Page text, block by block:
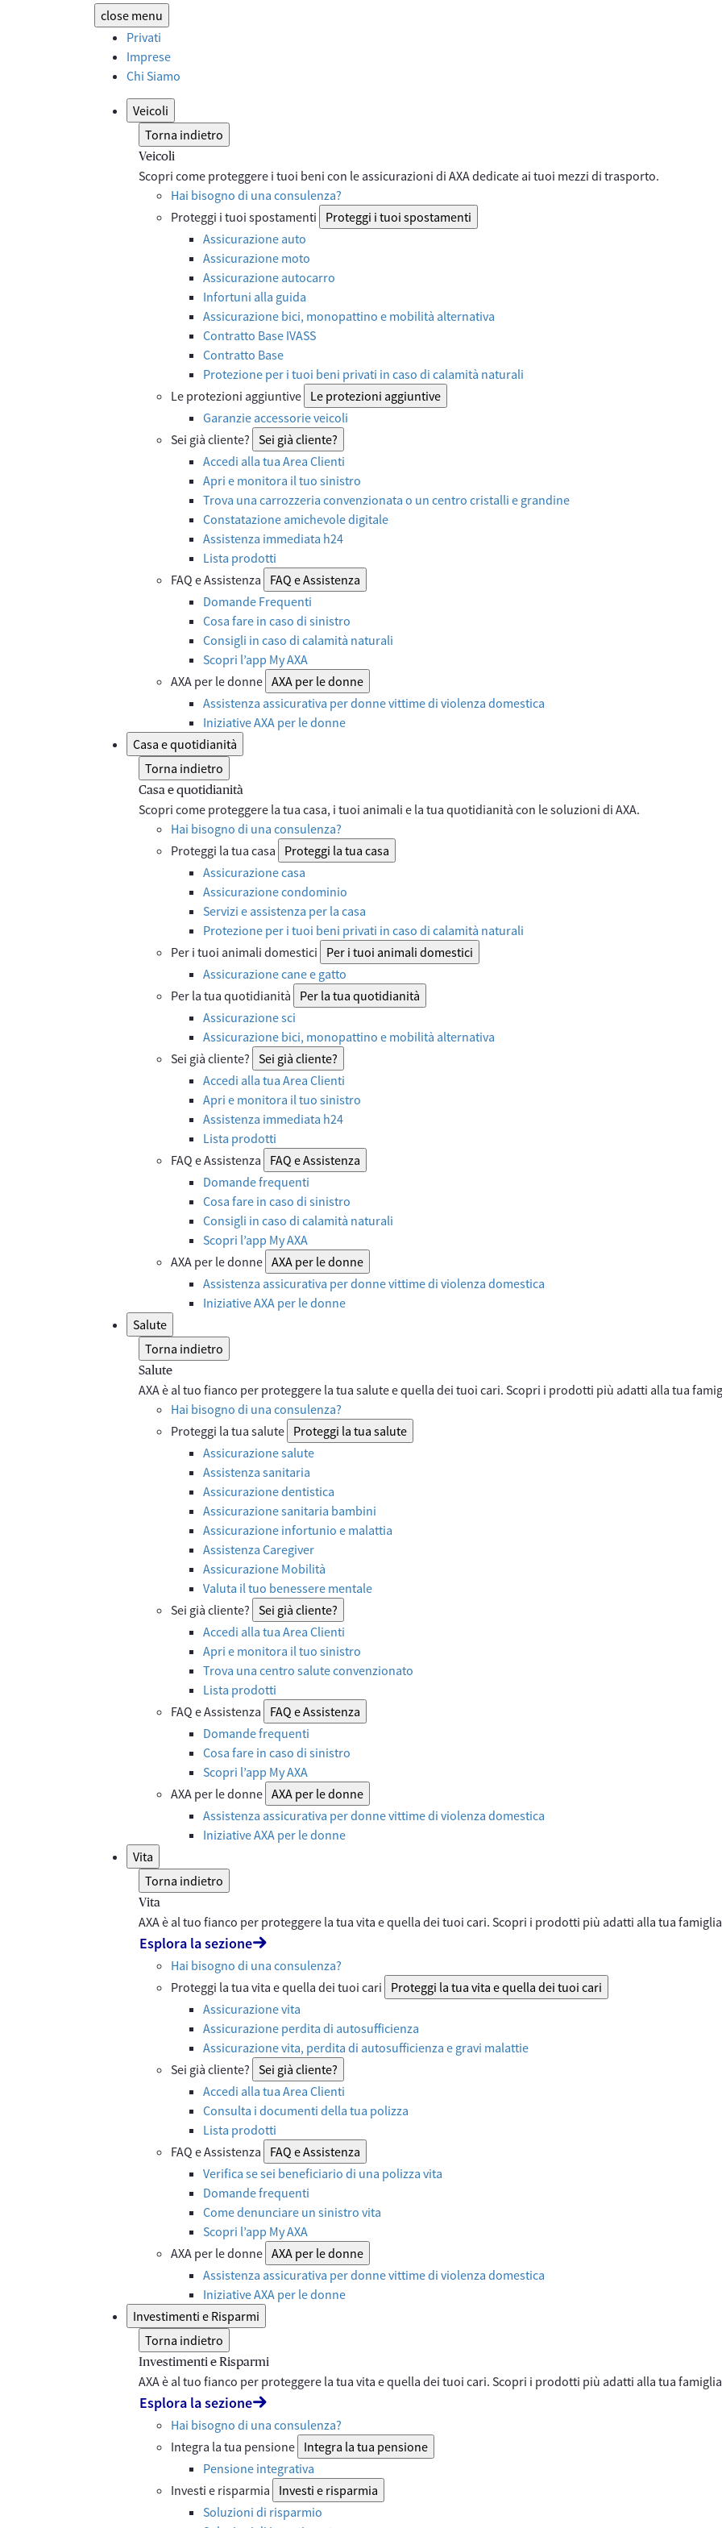
close menu
Privati
Imprese
Chi Siamo
Veicoli
Torna indietro
Veicoli
Scopri come proteggere i tuoi beni con le assicurazioni di AXA dedicate ai tuoi mezzi di trasporto.
Hai bisogno di una consulenza?
Proteggi i tuoi spostamenti
Proteggi i tuoi spostamenti
Assicurazione auto
Assicurazione moto
Assicurazione autocarro
Infortuni alla guida
Assicurazione bici, monopattino e mobilità alternativa
Contratto Base IVASS
Contratto Base
Protezione per i tuoi beni privati in caso di calamità naturali
Le protezioni aggiuntive Le protezioni aggiuntive
Garanzie accessorie veicoli
Sei già cliente? Sei già cliente?
Accedi alla tua Area Clienti
Apri e monitora il tuo sinistro
Trova una carrozzeria convenzionata o un centro cristalli e grandine
Constatazione amichevole digitale
Assistenza immediata h24
Lista prodotti
FAQ e Assistenza
FAQ e Assistenza
Domande Frequenti
Cosa fare in caso di sinistro
Consigli in caso di calamità naturali
Scopri l’app My AXA
AXA per le donne AXA per le donne
Assistenza assicurativa per donne vittime di violenza domestica
Iniziative AXA per le donne
Casa e quotidianità
Torna indietro
Casa e quotidianità
Scopri come proteggere la tua casa, i tuoi animali e la tua quotidianità con le soluzioni di AXA.
Hai bisogno di una consulenza?
Proteggi la tua casa
Proteggi la tua casa
Assicurazione casa
Assicurazione condominio
Servizi e assistenza per la casa
Protezione per i tuoi beni privati in caso di calamità naturali
Per i tuoi animali domestici
Per i tuoi animali domestici
Assicurazione cane e gatto
Per la tua quotidianità
Per la tua quotidianità
Assicurazione sci
Assicurazione bici, monopattino e mobilità alternativa
Sei già cliente? Sei già cliente?
Accedi alla tua Area Clienti
Apri e monitora il tuo sinistro
Assistenza immediata h24
Lista prodotti
FAQ e Assistenza
FAQ e Assistenza
Domande frequenti
Cosa fare in caso di sinistro
Consigli in caso di calamità naturali
Scopri l’app My AXA
AXA per le donne AXA per le donne
Assistenza assicurativa per donne vittime di violenza domestica
Iniziative AXA per le donne
Salute
Torna indietro
Salute
AXA è al tuo fianco per proteggere la tua salute e quella dei tuoi cari. Scopri i prodotti più adatti alla tua
Hai bisogno di una consulenza?
Proteggi la tua salute Proteggi la tua salute
Assicurazione salute
Assistenza sanitaria
Assicurazione dentistica
Assicurazione sanitaria bambini
Assicurazione infortunio e malattia
Assistenza Caregiver
Assicurazione Mobilità
Valuta il tuo benessere mentale
Sei già cliente? Sei già cliente?
Accedi alla tua Area Clienti
Apri e monitora il tuo sinistro
Trova una centro salute convenzionato
Lista prodotti
FAQ e Assistenza
FAQ e Assistenza
Domande frequenti
Cosa fare in caso di sinistro
Scopri l’app My AXA
AXA per le donne AXA per le donne
Assistenza assicurativa per donne vittime di violenza domestica
Iniziative AXA per le donne
Vita
Torna indietro
Vita
AXA è al tuo fianco per proteggere la tua vita e quella dei tuoi cari. Scopri i prodotti più adatti alla tua
Esplora la sezione
Hai bisogno di una consulenza?
Proteggi la tua vita e quella dei tuoi cari
Proteggi la tua vita e quella dei tuoi cari
Assicurazione vita
Assicurazione perdita di autosufficienza
Assicurazione vita, perdita di autosufficienza e gravi malattie
Sei già cliente? Sei già cliente?
Accedi alla tua Area Clienti
Consulta i documenti della tua polizza
Lista prodotti
FAQ e Assistenza
FAQ e Assistenza
Verifica se sei beneficiario di una polizza vita
Domande frequenti
Come denunciare un sinistro vita
Scopri l’app My AXA
AXA per le donne AXA per le donne
Assistenza assicurativa per donne vittime di violenza domestica
Iniziative AXA per le donne
Investimenti e Risparmi
Torna indietro
Investimenti e Risparmi
AXA è al tuo fianco per proteggere la tua vita e quella dei tuoi cari. Scopri i prodotti più adatti alla tua
Esplora la sezione
Hai bisogno di una consulenza?
Integra la tua pensione Integra la tua pensione
Pensione integrativa
Investi e risparmia
Investi e risparmia
Soluzioni di risparmio